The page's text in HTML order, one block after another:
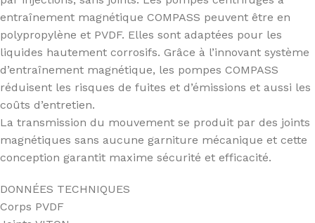
entraînement magnétique COMPASS peuvent être en
polypropylène et PVDF. Elles sont adaptées pour les
liquides hautement corrosifs. Grâce à l’innovant système
d’entraînement magnétique, les pompes COMPASS
réduisent les risques de fuites et d’émissions et aussi les
coûts d’entretien.
La transmission du mouvement se produit par des joints
magnétiques sans aucune garniture mécanique et cette
conception garantit maxime sécurité et efficacité.
DONNÉES TECHNIQUES
Corps PVDF